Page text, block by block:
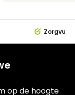
op de hoogte